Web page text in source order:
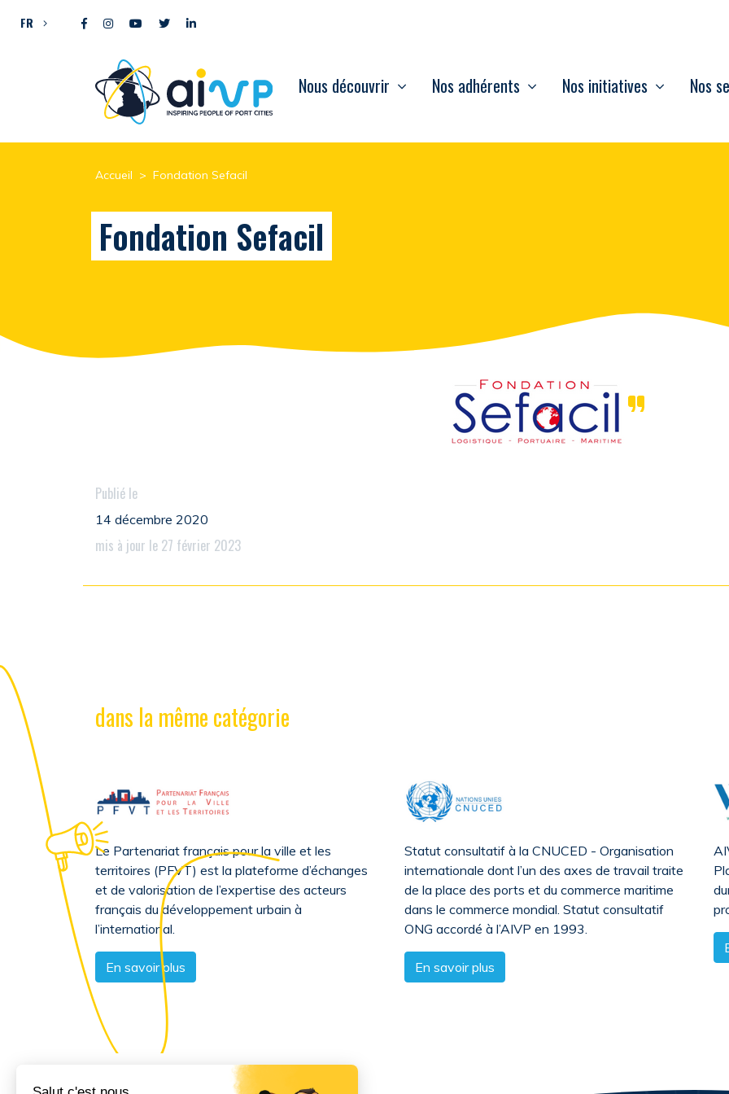
FR
Nous découvrir Nos adhérents Nos initiatives Nos
Accueil > Fondation Sefacil
Fondation Sefacil
Publié le
14 décembre 2020
mis à jour le 27 février 2023
dans la même catégorie
Le Partenariat français pour la ville et les
territoires (PFVT) est la plateforme d’échanges
et de valorisation de l’expertise des acteurs
français du développement urbain à
l’international.
En savoir plus
Statut consultatif à la CNUCED - Organisation
internationale dont l’un des axes de travail traite
de la place des ports et du commerce maritime
dans le commerce mondial. Statut consultatif
ONG accordé à l’AIVP en 1993.
En savoir plus